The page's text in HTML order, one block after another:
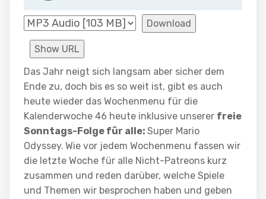
Download
Show URL
Das Jahr neigt sich langsam aber sicher dem
Ende zu, doch bis es so weit ist, gibt es auch
heute wieder das Wochenmenu für die
Kalenderwoche 46 heute inklusive unserer freie
Sonntags-Folge für alle: Super Mario
Odyssey. Wie vor jedem Wochenmenu fassen wir
die letzte Woche für alle Nicht-Patreons kurz
zusammen und reden darüber, welche Spiele
und Themen wir besprochen haben und geben